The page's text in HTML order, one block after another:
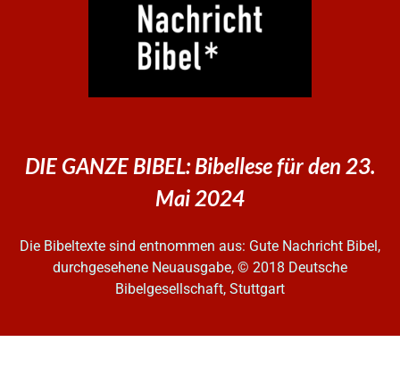
DIE GANZE BIBEL: Bibellese für den 23.
Mai 2024
Die Bibeltexte sind entnommen aus: Gute Nachricht Bibel,
durchgesehene Neuausgabe, © 2018 Deutsche
Bibelgesellschaft, Stuttgart